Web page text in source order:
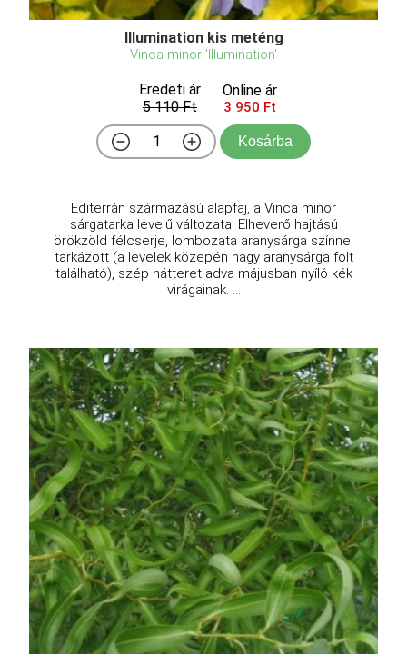
Illumination kis meténg
Vinca minor 'Illumination'
Eredeti ár
5 110 Ft
Online ár
3 950 Ft
Kosárba
Editerrán származású alapfaj, a Vinca minor
sárgatarka levelű változata. Elheverő hajtású
örökzöld félcserje, lombozata aranysárga színnel
tarkázott (a levelek közepén nagy aranysárga folt
található), szép hátteret adva májusban nyíló kék
virágainak. ...